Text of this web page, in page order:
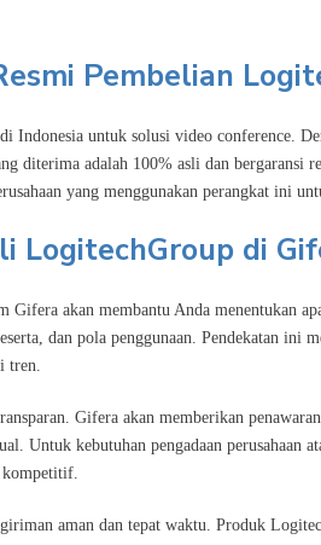
Pembelian
Indonesia untuk solusi video conference.
diterima adalah 100% asli dan bergaransi
yang menggunakan perangkat ini
LogitechGroup di
Gifera akan membantu Anda menentukan
dan pola penggunaan. Pendekatan ini
tren.
Gifera akan memberikan
Untuk kebutuhan pengadaan perusahaan
kompetitif.
aman dan tepat waktu. Produk